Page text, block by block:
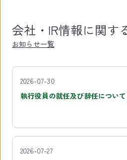
会社・IR情報に関す
お知らせ一覧
2026-07-30
執行役員の就任及び辞任について
2026-07-27